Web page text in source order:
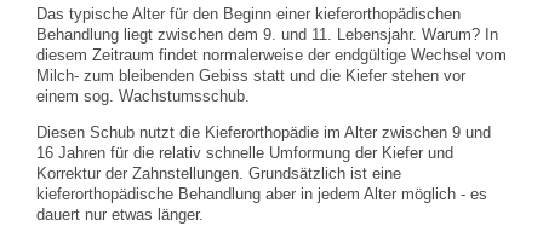
Das typische Alter für den Beginn einer kieferorthopädischen
Behandlung liegt zwischen dem 9. und 11. Lebensjahr. Warum? In
diesem Zeitraum findet normalerweise der endgültige Wechsel vom
Milch- zum bleibenden Gebiss statt und die Kiefer stehen vor
einem sog. Wachstumsschub.
Diesen Schub nutzt die Kieferorthopädie im Alter zwischen 9 und
16 Jahren für die relativ schnelle Umformung der Kiefer und
Korrektur der Zahnstellungen. Grundsätzlich ist eine
kieferorthopädische Behandlung aber in jedem Alter möglich - es
dauert nur etwas länger.